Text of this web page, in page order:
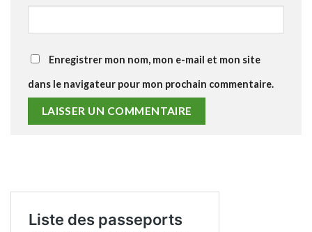
Enregistrer mon nom, mon e-mail et mon site
dans le navigateur pour mon prochain commentaire.